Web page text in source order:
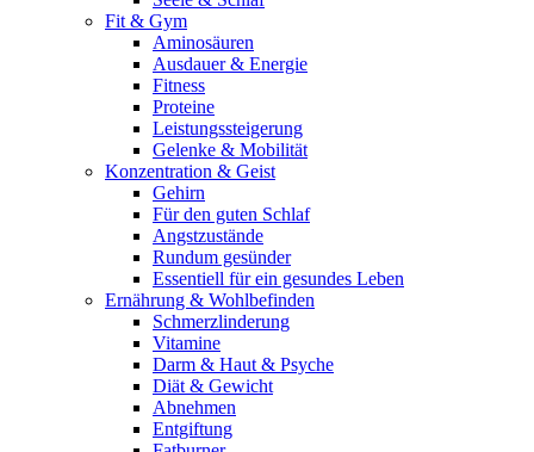
Fit & Gym
Aminosäuren
Ausdauer & Energie
Fitness
Proteine
Leistungssteigerung
Gelenke & Mobilität
Konzentration & Geist
Gehirn
Für den guten Schlaf
Angstzustände
Rundum gesünder
Essentiell für ein gesundes Leben
Ernährung & Wohlbefinden
Schmerzlinderung
Vitamine
Darm & Haut & Psyche
Diät & Gewicht
Abnehmen
Entgiftung